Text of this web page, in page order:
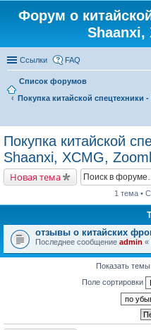
Форум о
Shaanxi,
Ссылки FAQ
Список форумов
Покупка китайской спецтехники
Покупка китайской
Shaanxi, XCMG,
Новая тема
1 тема •
отзывы о китайских
Последнее сообщение admin «
Показать темы
Поле сортировки